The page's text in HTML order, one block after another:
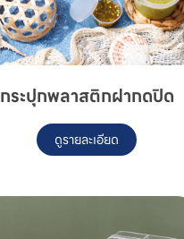
กระปุกพลาสติกฝากดปิด
ดูรายละเอียด